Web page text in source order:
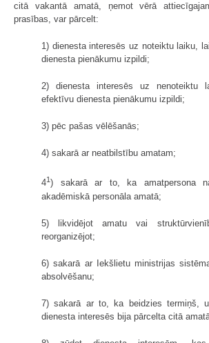
citā vakantā amatā, ņemot vērā
prasības, var pārcelt:
1) dienesta interesēs uz noteiktu laiku,
dienesta pienākumu izpildi;
2) dienesta interesēs uz nenoteiktu
efektīvu dienesta pienākumu izpildi;
3) pēc pašas vēlēšanās;
4) sakarā ar neatbilstību amatam;
41 ) sakarā ar to, ka amatpersona
akadēmiskā personāla amatā;
5) likvidējot amatu vai
reorganizējot;
6) sakarā ar Iekšlietu ministrijas
absolvēšanu;
7) sakarā ar to, ka beidzies termiņš,
dienesta interesēs bija pārcelta citā